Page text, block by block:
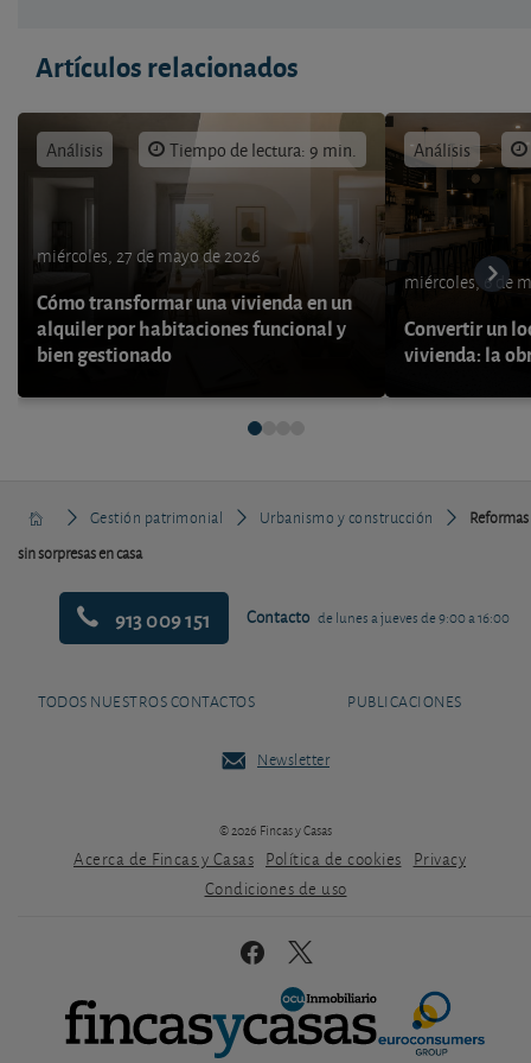
Artículos relacionados
Análisis Tiempo de lectura: 9 min.
miércoles, 27 de mayo de 2026
Cómo transformar una vivienda en un
alquiler por habitaciones funcional y
bien gestionado
Análisis
miércoles, 6 de
Convertir un
vivienda: la
Gestión patrimonial Urbanismo y construcción
Reformas
sin sorpresas en casa
913 009 151 Contacto de lunes a jueves de 9:00 a 16:00
TODOS NUESTROS CONTACTOS PUBLICACIONES
Newsletter
© 2026 Fincas y Casas
Acerca de Fincas y Casas Política de cookies
Privacy
Condiciones de uso